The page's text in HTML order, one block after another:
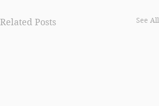
Related Posts See All